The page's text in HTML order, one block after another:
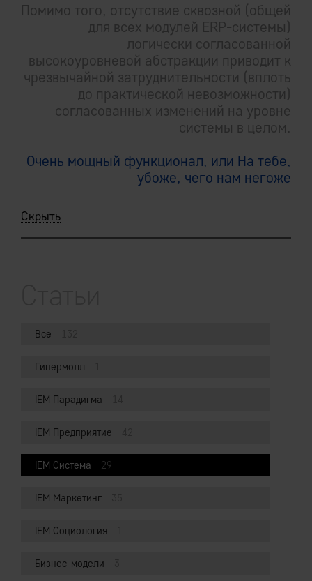
Помимо того, отсутствие сквозной (общей
для всех модулей ERP-системы)
логически согласованной
высокоуровневой абстракции приводит к
чрезвычайной затруднительности (вплоть
до практической невозможности)
согласованных изменений на уровне
системы в целом.
Очень мощный функционал, или На тебе,
убоже, чего нам негоже
Скрыть
Все
Гипермолл
IEM Парадигма
IEM Предприятие
IEM Система 29
IEM Маркетинг
IEM Социология
Бизнес-модели